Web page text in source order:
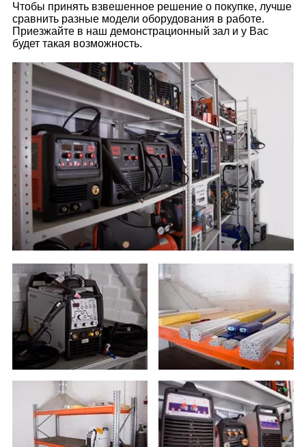
Чтобы принять взвешенное решение о покупке, лучше
сравнить разные модели оборудования в работе.
Приезжайте в наш демонстрационный зал и у Вас
будет такая возможность.